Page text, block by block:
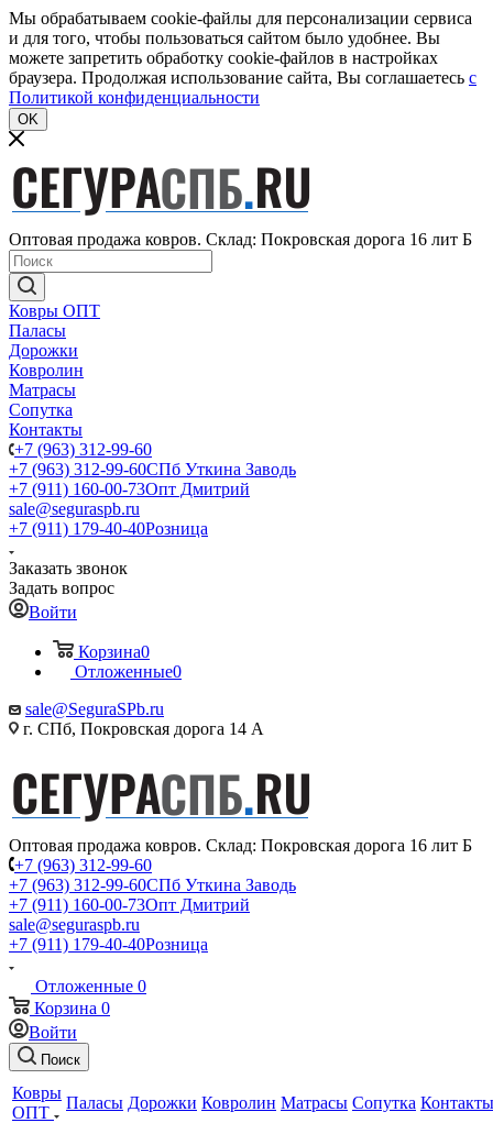
Мы обрабатываем cookie-файлы для персонализации сервиса
и для того, чтобы пользоваться сайтом было удобнее. Вы
можете запретить обработку cookie-файлов в настройках
браузера. Продолжая использование сайта, Вы соглашаетесь c
Политикой конфиденциальности
OK
Оптовая продажа ковров. Склад: Покровская дорога 16 лит Б
Ковры ОПТ
Паласы
Дорожки
Ковролин
Матрасы
Сопутка
Контакты
+7 (963) 312-99-60
+7 (963) 312-99-60СПб Уткина Заводь
+7 (911) 160-00-73Опт Дмитрий
sale@seguraspb.ru
+7 (911) 179-40-40Розница
Заказать звонок
Задать вопрос
Войти
Корзина0
Отложенные0
sale@SeguraSPb.ru
г. СПб, Покровская дорога 14 А
Оптовая продажа ковров. Склад: Покровская дорога 16 лит Б
+7 (963) 312-99-60
+7 (963) 312-99-60СПб Уткина Заводь
+7 (911) 160-00-73Опт Дмитрий
sale@seguraspb.ru
+7 (911) 179-40-40Розница
Отложенные 0
Корзина 0
Войти
Поиск
Ковры
ОПТ
Паласы Дорожки Ковролин Матрасы Сопутка Контакты